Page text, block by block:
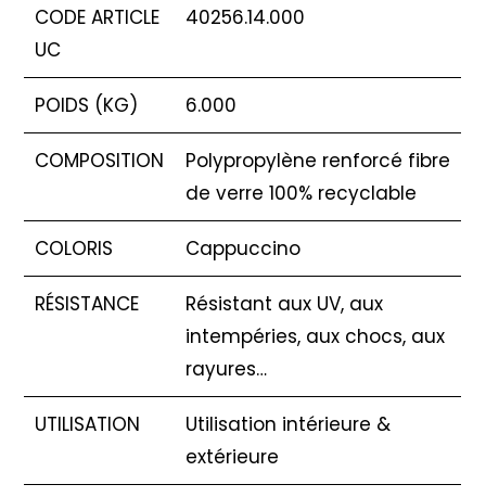
CODE ARTICLE
UC
40256.14.000
POIDS (KG) 6.000
COMPOSITION
Polypropylène renforcé fibre
de verre 100% recyclable
COLORIS Cappuccino
RÉSISTANCE
Résistant aux UV, aux
intempéries, aux chocs, aux
rayures…
UTILISATION
Utilisation intérieure &
extérieure